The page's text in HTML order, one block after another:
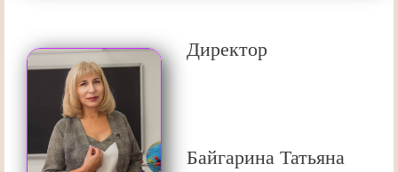
Директор
Байгарина Татьяна